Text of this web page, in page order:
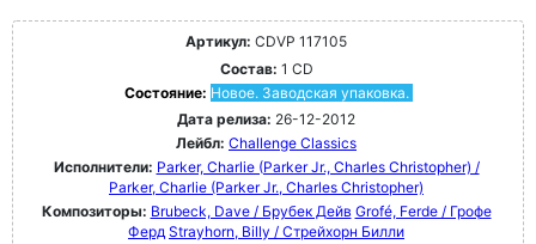
Артикул: CDVP 117105
Состав: 1 CD
Состояние: Новое. Заводская упаковка.
Дата релиза: 26-12-2012
Лейбл: Challenge Classics
Исполнители: Parker, Charlie (Parker Jr., Charles Christopher) /
Parker, Charlie (Parker Jr., Charles Christopher)
Композиторы: Brubeck, Dave / Брубек Дейв Grofé, Ferde / Грофе
Ферд Strayhorn, Billy / Стрейхорн Билли